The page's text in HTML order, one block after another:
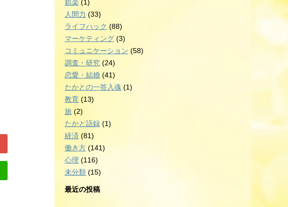
娯楽 (1)
人間力 (33)
ライフハック (88)
マーケティング (3)
コミュニケーション (58)
調査・研究 (24)
恋愛・結婚 (41)
たかとの一答入魂 (1)
教育 (13)
旅 (2)
たかと語録 (1)
経済 (81)
働き方 (141)
心理 (116)
未分類 (15)
最近の投稿